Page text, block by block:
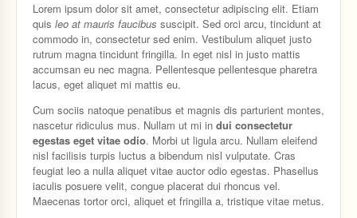
Lorem ipsum dolor sit amet, consectetur adipiscing elit. Etiam
quis leo at mauris faucibus suscipit. Sed orci arcu, tincidunt at
commodo in, consectetur sed enim. Vestibulum aliquet justo
rutrum magna tincidunt fringilla. In eget nisl in justo mattis
accumsan eu nec magna. Pellentesque pellentesque pharetra
lacus, eget aliquet mi mattis eu.
Cum sociis natoque penatibus et magnis dis parturient montes,
nascetur ridiculus mus. Nullam ut mi in dui consectetur
egestas eget vitae odio. Morbi ut ligula arcu. Nullam eleifend
nisl facilisis turpis luctus a bibendum nisl vulputate. Cras
feugiat leo a nulla aliquet vitae auctor odio egestas. Phasellus
iaculis posuere velit, congue placerat dui rhoncus vel.
Maecenas tortor orci, aliquet et fringilla a, tristique vitae metus.